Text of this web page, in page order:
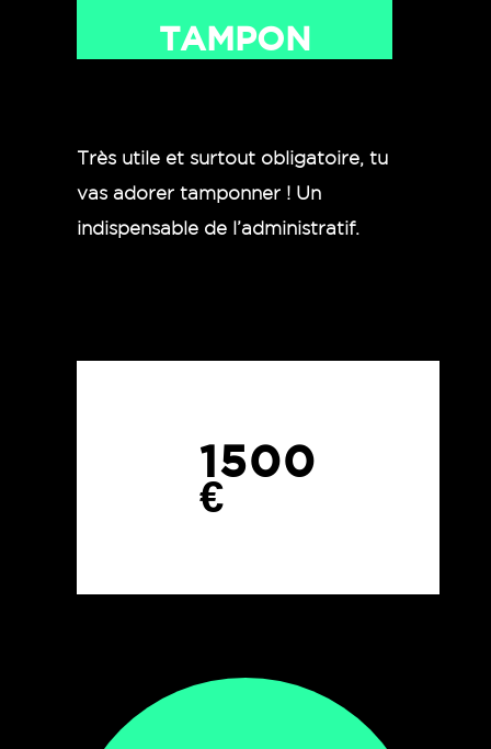
TAMPON
Très utile et surtout obligatoire, tu
vas adorer tamponner !Un
indispensable de l’administratif.
1500
€